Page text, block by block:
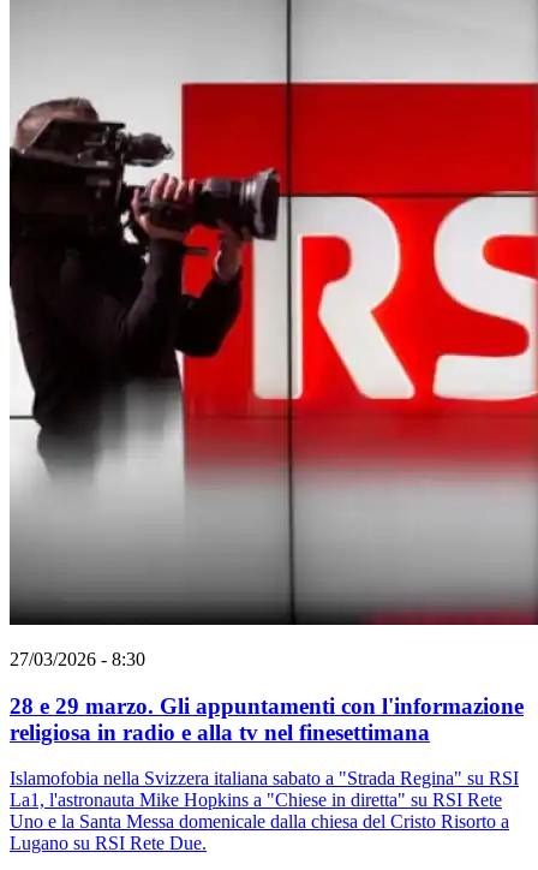
27/03/2026 - 8:30
28 e 29 marzo. Gli appuntamenti con l'informazione
religiosa in radio e alla tv nel finesettimana
Islamofobia nella Svizzera italiana sabato a "Strada Regina" su RSI
La1, l'astronauta Mike Hopkins a "Chiese in diretta" su RSI Rete
Uno e la Santa Messa domenicale dalla chiesa del Cristo Risorto a
Lugano su RSI Rete Due.